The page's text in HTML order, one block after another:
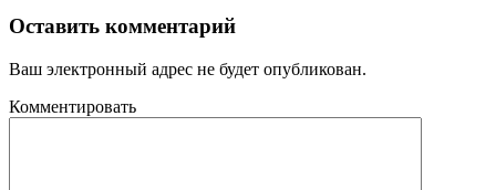
Оставить комментарий
Ваш электронный адрес не будет опубликован.
Комментировать